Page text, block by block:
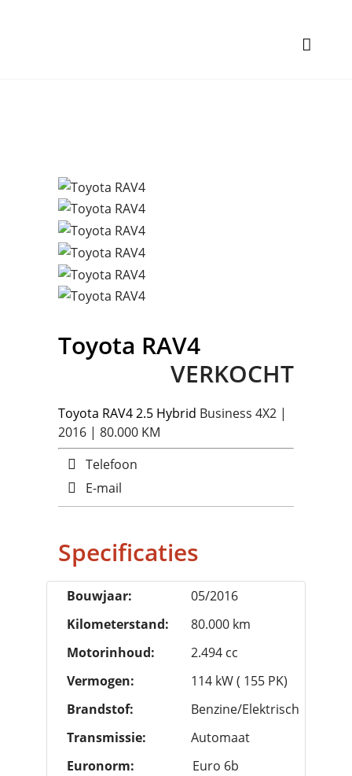
Toyota RAV4
VERKOCHT
Toyota RAV4 2.5 Hybrid Business 4X2 |
2016 | 80.000 KM
Telefoon
E-mail
Specificaties
Bouwjaar:
05/2016
Kilometerstand:
80.000 km
Motorinhoud:
2.494 cc
Vermogen:
114 kW ( 155 PK)
Brandstof:
Benzine/Elektrisch
Transmissie:
Automaat
Euronorm:
Euro 6b